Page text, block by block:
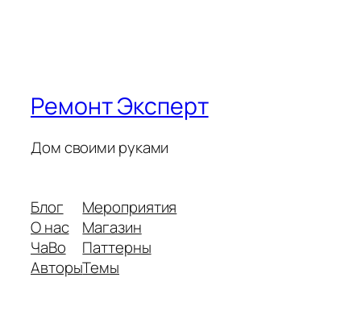
Ремонт Эксперт
Дом своими руками
Блог
О нас
ЧаВо
Авторы
Мероприятия
Магазин
Паттерны
Темы